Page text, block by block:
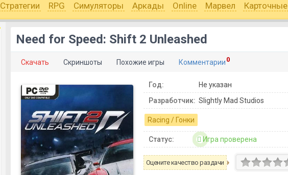
Стратегии RPG Симуляторы Аркады Online Марвел Карточные
Need for Speed: Shift 2 Unleashed
Скачать Скриншоты Похожие игры Комментарии 0
Год:
Не указан
Разработчик: Slightly Mad Studios
Racing / Гонки
Статус: Игра проверена
Оцените качество раздачи